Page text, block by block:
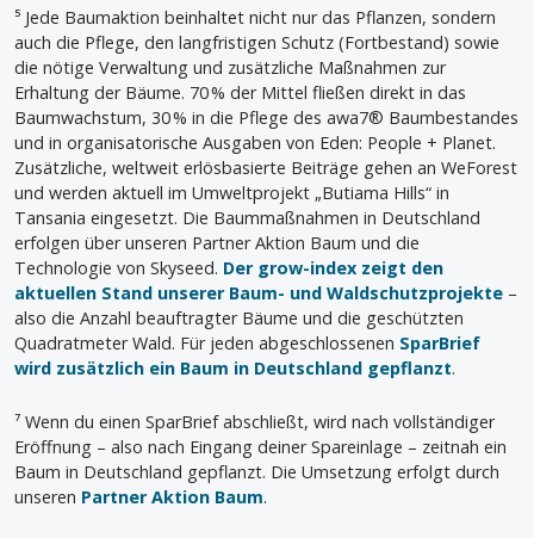
⁵ Jede Baumaktion beinhaltet nicht nur das Pflanzen, sondern
auch die Pflege, den langfristigen Schutz (Fortbestand) sowie
die nötige Verwaltung und zusätzliche Maßnahmen zur
Erhaltung der Bäume. 70 % der Mittel fließen direkt in das
Baumwachstum, 30 % in die Pflege des awa7® Baumbestandes
und in organisatorische Ausgaben von Eden: People + Planet.
Zusätzliche, weltweit erlösbasierte Beiträge gehen an WeForest
und werden aktuell im Umweltprojekt „Butiama Hills“ in
Tansania eingesetzt. Die Baummaßnahmen in Deutschland
erfolgen über unseren Partner Aktion Baum und die
Technologie von Skyseed. Der grow-index zeigt den
aktuellen Stand unserer Baum- und Waldschutzprojekte –
also die Anzahl beauftragter Bäume und die geschützten
Quadratmeter Wald. Für jeden abgeschlossenen SparBrief
wird zusätzlich ein Baum in Deutschland gepflanzt.
⁷ Wenn du einen SparBrief abschließt, wird nach vollständiger
Eröffnung – also nach Eingang deiner Spareinlage – zeitnah ein
Baum in Deutschland gepflanzt. Die Umsetzung erfolgt durch
unseren Partner Aktion Baum.